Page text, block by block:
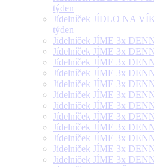
týden
Jídelníček JÍDLO NA
týden
Jídelníček JÍME 3x
Jídelníček JÍME 3x
Jídelníček JÍME 3x
Jídelníček JÍME 3x
Jídelníček JÍME 3x
Jídelníček JÍME 3x
Jídelníček JÍME 3x
Jídelníček JÍME 3x
Jídelníček JÍME 3x
Jídelníček JÍME 3x
Jídelníček JÍME 3x
Jídelníček JÍME 3x